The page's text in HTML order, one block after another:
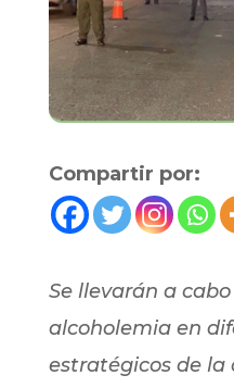
Compartir por:
Se llevarán a
alcoholemia en
estratégicos de la